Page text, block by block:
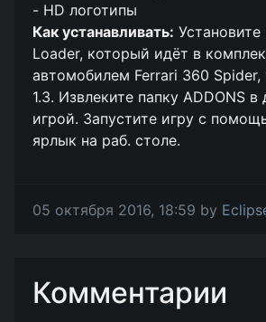
- HD логотипы
Как устанавливать: Установите
Loader, который идёт в
автомобилем Ferrari 360 Spider,
1.3. Извлеките папку ADDONS
игрой. Запустите игру с
ярлык на раб. столе.
05 октября 2016, 18:59 by
Комментарии